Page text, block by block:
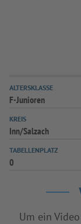
ALTERSKLASSE
F-Junioren
KREIS
Inn/Salzach
TABELLENPLATZ
0
Um ein